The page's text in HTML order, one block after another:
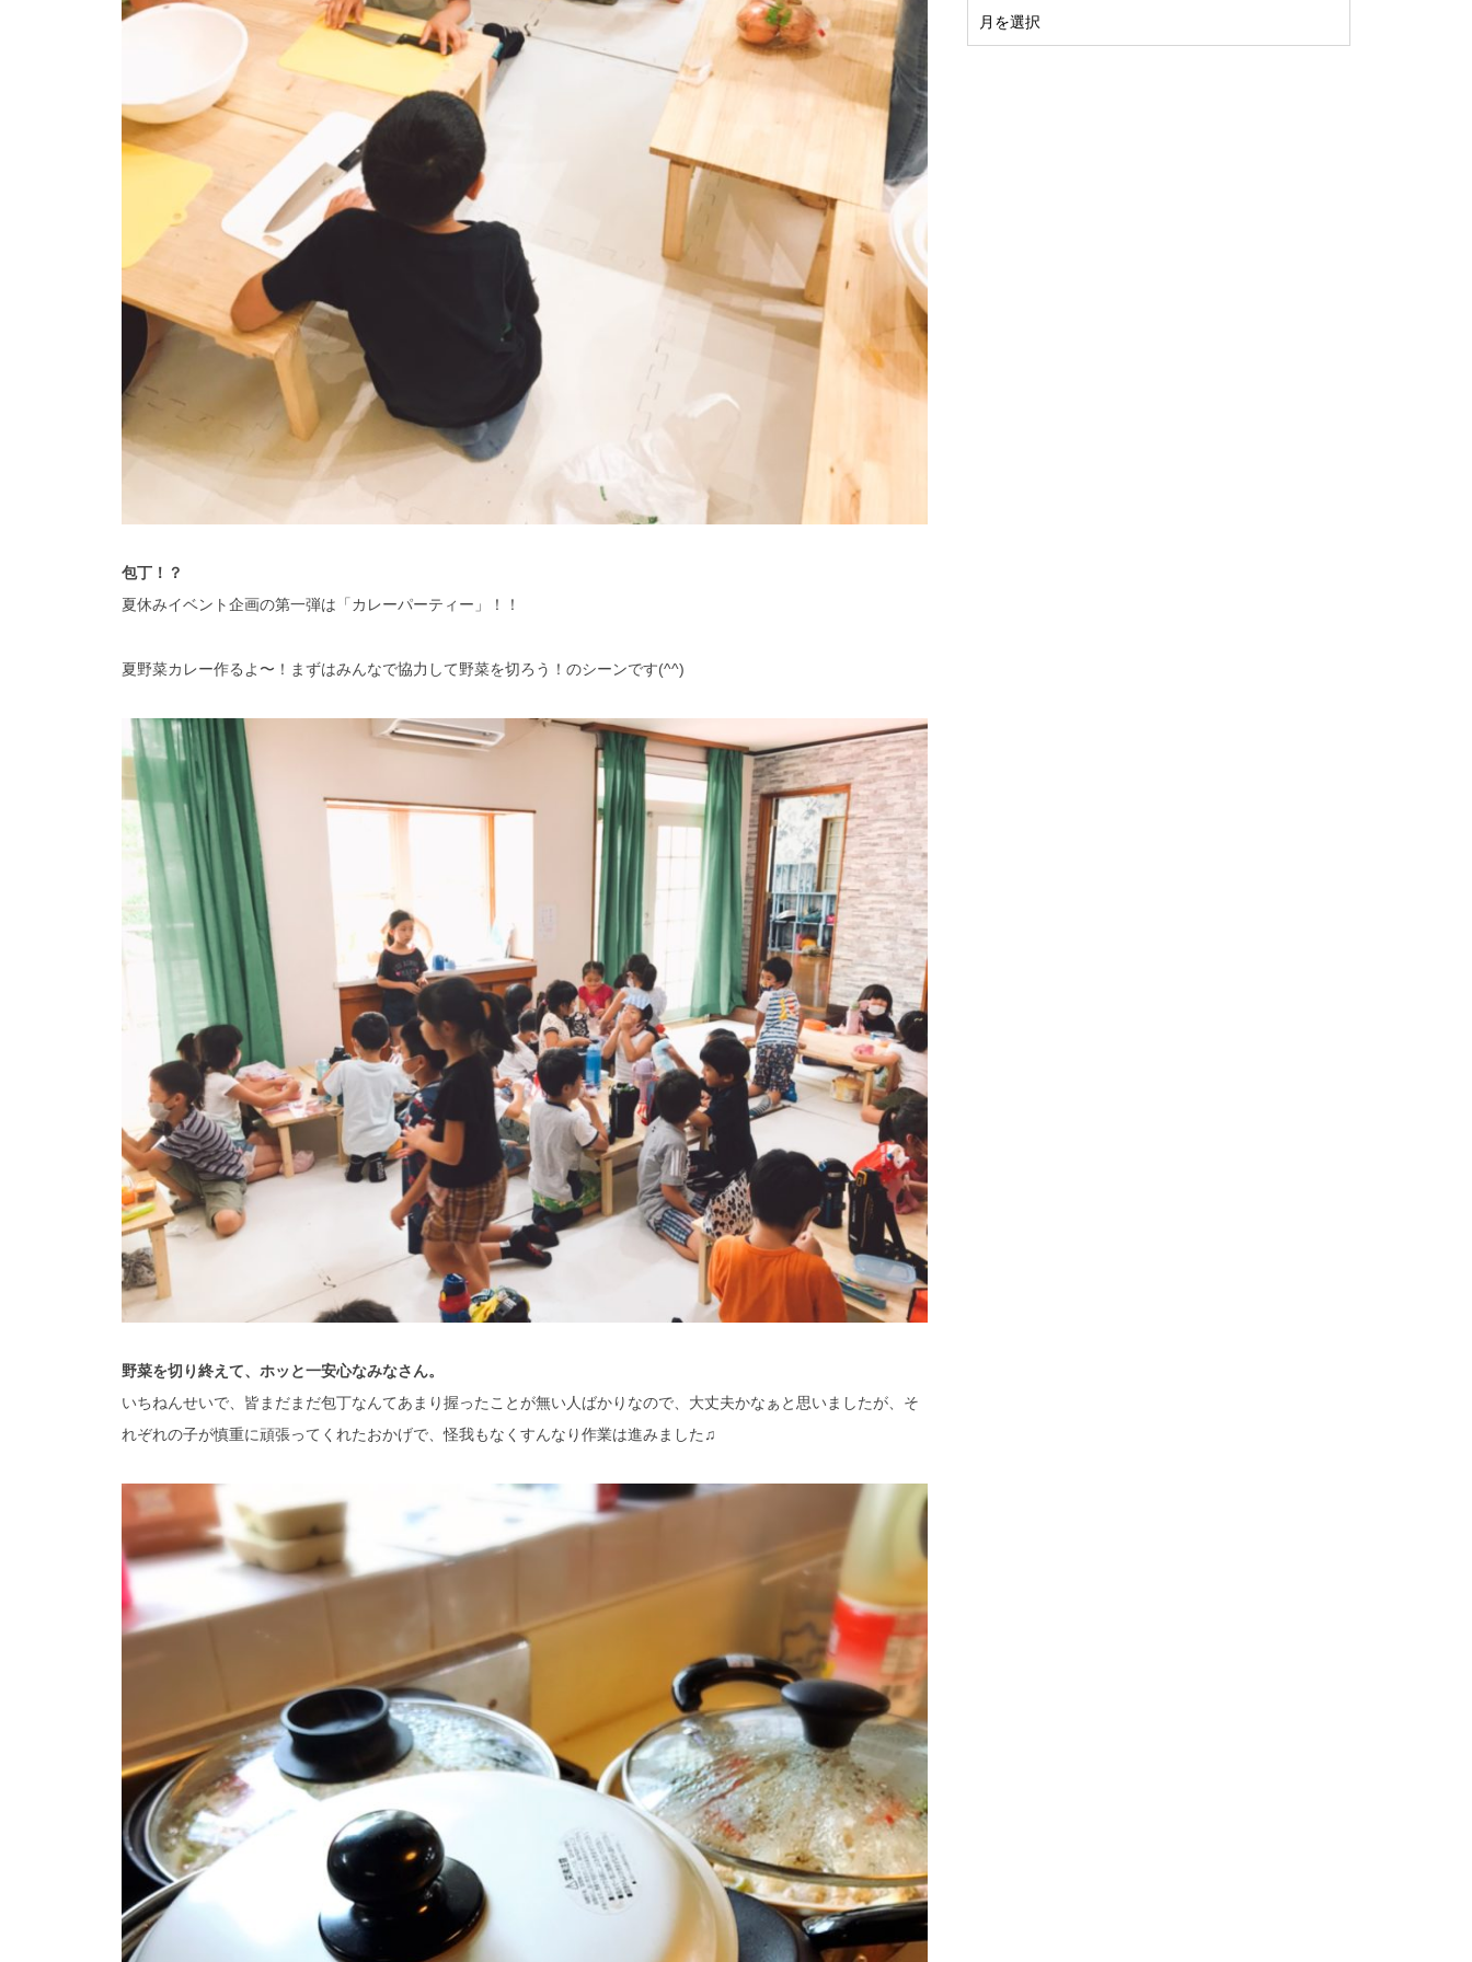
包丁！？
夏休みイベント企画の第一弾は「カレーパーティー」！！
夏野菜カレー作るよ〜！まずはみんなで協力して野菜を切ろう！のシーンです(^^)
野菜を切り終えて、ホッと一安心なみなさん。
いちねんせいで、皆まだまだ包丁なんてあまり握ったことが無い人ばかりなので、大丈夫かなぁと思いましたが、そ
れぞれの子が慎重に頑張ってくれたおかげで、怪我もなくすんなり作業は進みました♫